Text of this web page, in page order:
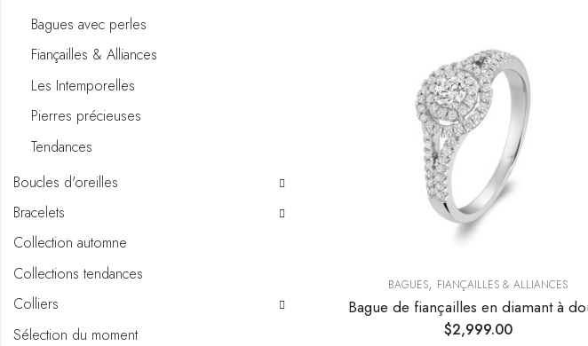
BAGUES, FIANÇAILLES & ALLIANCES
$2,999.00
Bagues avec perles
Fiançailles & Alliances
Les Intemporelles
Pierres précieuses
Tendances
Boucles d'oreilles
Bracelets
Collection automne
Collections tendances
Colliers
Sélection du moment